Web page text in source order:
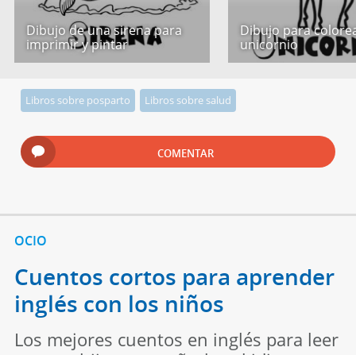
Dibujo de una sirena para
imprimir y pintar
Dibujo para
unicornio
Libros sobre posparto Libros sobre salud
COMENTAR
OCIO
Cuentos cortos para aprender
inglés con los niños
Los mejores cuentos en inglés para leer